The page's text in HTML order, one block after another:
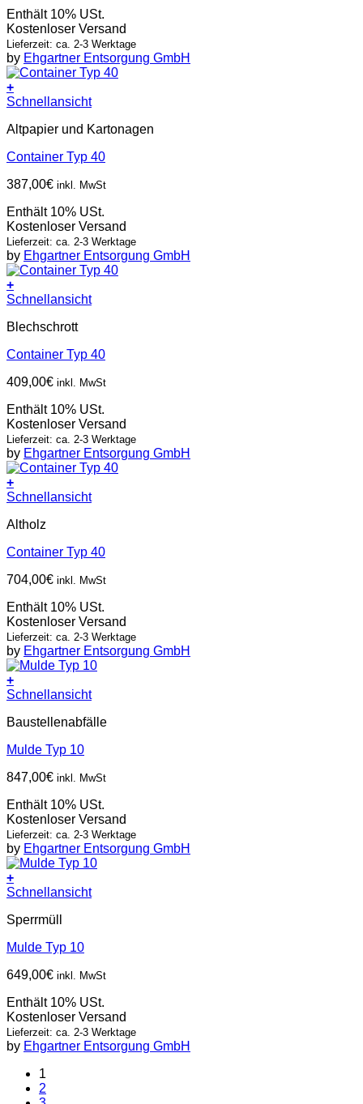
Enthält 10% USt.
Kostenloser Versand
Lieferzeit: ca. 2-3 Werktage
by Ehgartner Entsorgung GmbH
+
Schnellansicht
Altpapier und Kartonagen
Container Typ 40
387,00€ inkl. MwSt
Enthält 10% USt.
Kostenloser Versand
Lieferzeit: ca. 2-3 Werktage
by Ehgartner Entsorgung GmbH
+
Schnellansicht
Blechschrott
Container Typ 40
409,00€ inkl. MwSt
Enthält 10% USt.
Kostenloser Versand
Lieferzeit: ca. 2-3 Werktage
by Ehgartner Entsorgung GmbH
+
Schnellansicht
Altholz
Container Typ 40
704,00€ inkl. MwSt
Enthält 10% USt.
Kostenloser Versand
Lieferzeit: ca. 2-3 Werktage
by Ehgartner Entsorgung GmbH
+
Schnellansicht
Baustellenabfälle
Mulde Typ 10
847,00€ inkl. MwSt
Enthält 10% USt.
Kostenloser Versand
Lieferzeit: ca. 2-3 Werktage
by Ehgartner Entsorgung GmbH
+
Schnellansicht
Sperrmüll
Mulde Typ 10
649,00€ inkl. MwSt
Enthält 10% USt.
Kostenloser Versand
Lieferzeit: ca. 2-3 Werktage
by Ehgartner Entsorgung GmbH
1
2